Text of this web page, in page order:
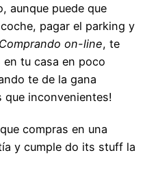
aunque puede que
pagar el parking y
Comprando on-line, te
tu casa en poco
te de la gana
que inconvenientes!
compras en una
y cumple do its stuff la